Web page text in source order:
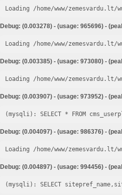
Loading /home/www/
Debug: (0.003278) - (usage: 965696) -
Loading /home/www/
Debug: (0.003385) - (usage: 973080) -
Loading /home/www/
Debug: (0.003907) - (usage: 973952) -
Debug: (0.004097) - (usage: 986376) -
Loading /home/www/
Debug: (0.004897) - (usage: 994456) -